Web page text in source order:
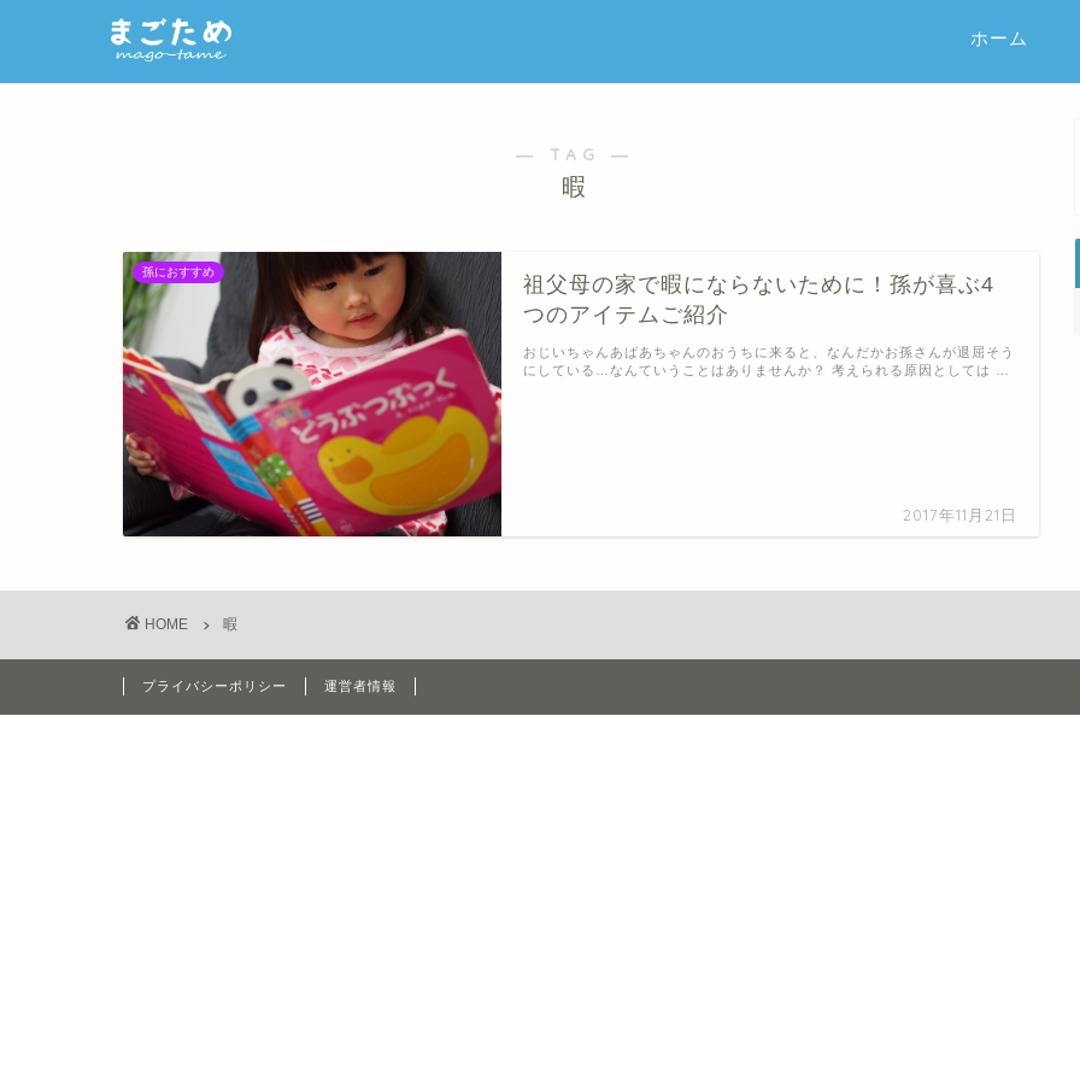
ホーム
― TAG ―
暇
孫におすすめ
祖父母の家で暇にならないために！孫が喜ぶ4
つのアイテムご紹介
2017年11月21日
おじいちゃんあばあちゃんのおうちに来ると、なんだかお孫さんが退屈そう
にしている…なんていうことはありませんか？ 考えられる原因としては …
HOME 暇
プライバシーポリシー 運営者情報